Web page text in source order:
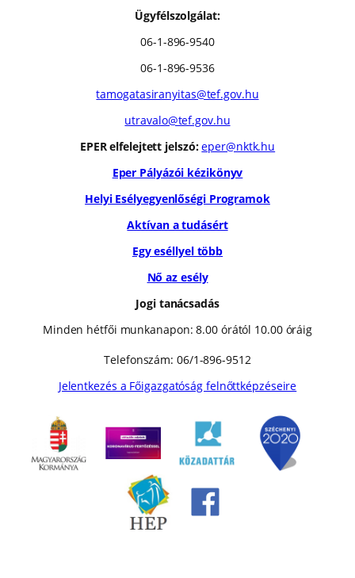
Ügyfélszolgálat:
06-1-896-9540
06-1-896-9536
tamogatasiranyitas@tef.gov.hu
utravalo@tef.gov.hu
EPER elfelejtett jelszó: eper@nktk.hu
Eper Pályázói kézikönyv
Helyi Esélyegyenlőségi Programok
Aktívan a tudásért
Egy eséllyel több
Nő az esély
Jogi tanácsadás
Minden hétfői munkanapon: 8.00 órától 10.00 óráig
Telefonszám: 06/1-896-9512
Jelentkezés a Főigazgatóság felnőttképzéseire